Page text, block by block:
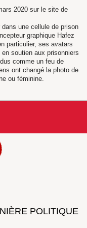
2020 sur le site de
dans une cellule de prison
graphique Hafez
particulier, ses avatars
soutien aux prisonniers
comme un feu de
ont changé la photo de
ou féminine.
POLITIQUE